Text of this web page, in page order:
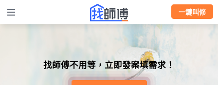
一鍵叫修
找師傅不用等，立即發案填需求！